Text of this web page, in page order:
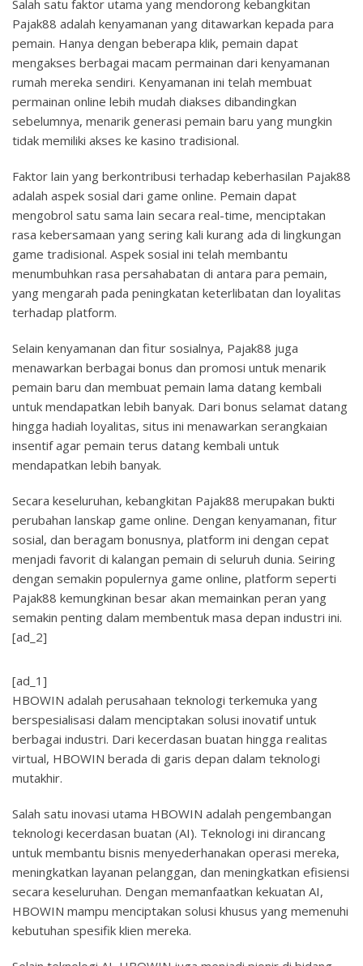
Salah satu faktor utama yang mendorong kebangkitan
Pajak88 adalah kenyamanan yang ditawarkan kepada para
pemain. Hanya dengan beberapa klik, pemain dapat
mengakses berbagai macam permainan dari kenyamanan
rumah mereka sendiri. Kenyamanan ini telah membuat
permainan online lebih mudah diakses dibandingkan
sebelumnya, menarik generasi pemain baru yang mungkin
tidak memiliki akses ke kasino tradisional.
Faktor lain yang berkontribusi terhadap keberhasilan Pajak88
adalah aspek sosial dari game online. Pemain dapat
mengobrol satu sama lain secara real-time, menciptakan
rasa kebersamaan yang sering kali kurang ada di lingkungan
game tradisional. Aspek sosial ini telah membantu
menumbuhkan rasa persahabatan di antara para pemain,
yang mengarah pada peningkatan keterlibatan dan loyalitas
terhadap platform.
Selain kenyamanan dan fitur sosialnya, Pajak88 juga
menawarkan berbagai bonus dan promosi untuk menarik
pemain baru dan membuat pemain lama datang kembali
untuk mendapatkan lebih banyak. Dari bonus selamat datang
hingga hadiah loyalitas, situs ini menawarkan serangkaian
insentif agar pemain terus datang kembali untuk
mendapatkan lebih banyak.
Secara keseluruhan, kebangkitan Pajak88 merupakan bukti
perubahan lanskap game online. Dengan kenyamanan, fitur
sosial, dan beragam bonusnya, platform ini dengan cepat
menjadi favorit di kalangan pemain di seluruh dunia. Seiring
dengan semakin populernya game online, platform seperti
Pajak88 kemungkinan besar akan memainkan peran yang
semakin penting dalam membentuk masa depan industri ini.
[ad_2]
[ad_1]
HBOWIN adalah perusahaan teknologi terkemuka yang
berspesialisasi dalam menciptakan solusi inovatif untuk
berbagai industri. Dari kecerdasan buatan hingga realitas
virtual, HBOWIN berada di garis depan dalam teknologi
mutakhir.
Salah satu inovasi utama HBOWIN adalah pengembangan
teknologi kecerdasan buatan (AI). Teknologi ini dirancang
untuk membantu bisnis menyederhanakan operasi mereka,
meningkatkan layanan pelanggan, dan meningkatkan efisiensi
secara keseluruhan. Dengan memanfaatkan kekuatan AI,
HBOWIN mampu menciptakan solusi khusus yang memenuhi
kebutuhan spesifik klien mereka.